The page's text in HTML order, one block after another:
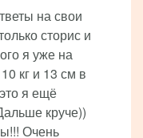
на свои
сторис и
я уже на
кг и 13 см в
я ещё
круче))
Очень